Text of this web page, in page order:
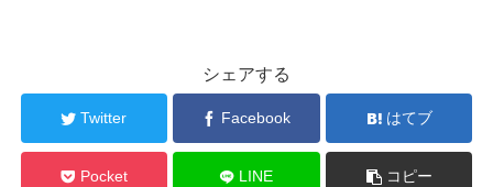
シェアする
Twitter Facebook はてブ
Pocket LINE コピー